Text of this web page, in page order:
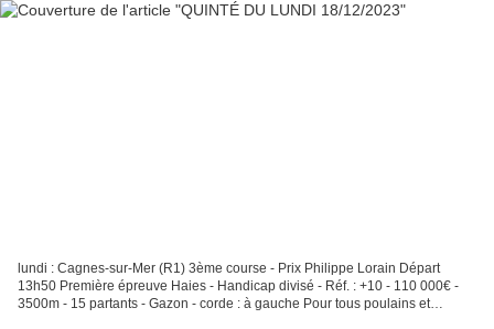
lundi : Cagnes-sur-Mer (R1) 3ème course - Prix Philippe Lorain Départ
13h50 Première épreuve Haies - Handicap divisé - Réf. : +10 - 110 000€ -
3500m - 15 partants - Gazon - corde : à gauche Pour tous poulains et